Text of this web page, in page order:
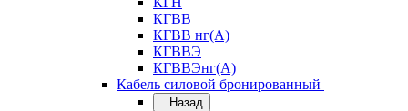
КГВВ
КГВВ нг(А)
КГВВЭ
КГВВЭнг(А)
Кабель силовой бронированный
Назад